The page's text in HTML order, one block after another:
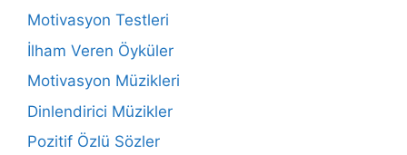
Motivasyon Testleri
İlham Veren Öyküler
Motivasyon Müzikleri
Dinlendirici Müzikler
Pozitif Özlü Sözler